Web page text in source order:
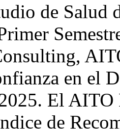
de Salud
en el
2025. El
de